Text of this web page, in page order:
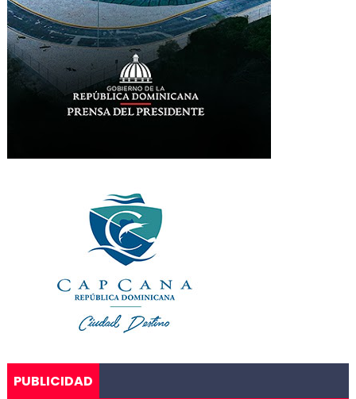
PUBLICIDAD